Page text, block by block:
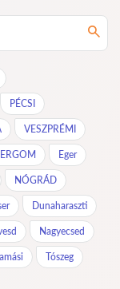
PÉCSI
VESZPRÉMI
Eger
NÓGRÁD
Dunaharaszti
Nagyecsed
Tószeg